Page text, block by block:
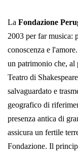
La Fondazione
2003 per far musica:
conoscenza e
un patrimonio che, al
Teatro di
salvaguardato e
geografico di
presenza antica di
assicura un fertile
Fondazione. Il